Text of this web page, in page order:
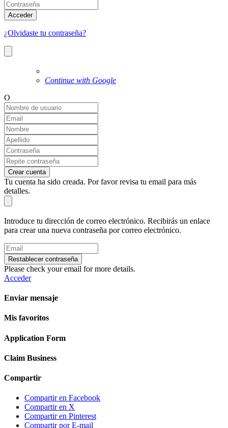
Acceder
¿Olvidaste tu contraseña?
Continue with Google
O
Crear cuenta
Tu cuenta ha sido creada. Por favor revisa tu email para más
detalles.
Introduce tu dirección de correo electrónico. Recibirás un enlace
para crear una nueva contraseña por correo electrónico.
Restablecer contraseña
Please check your email for more details.
Acceder
Enviar mensaje
Mis favoritos
Application Form
Claim Business
Compartir
Compartir en Facebook
Compartir en X
Compartir en Pinterest
Compartir por E-mail